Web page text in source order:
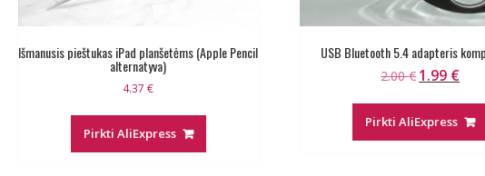
Išmanusis pieštukas iPad planšetėms (Apple Pencil
alternatyva)
4.37€
Pirkti AliExpress
USB Bluetooth 5.4 adapteris
2.00€ Original
2.00 €.
1.99 €
is:
Pirkti AliExpress